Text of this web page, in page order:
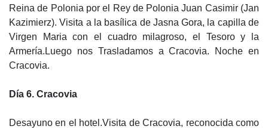
Reina de Polonia por el Rey de Polonia Juan Casimir (Jan
Kazimierz). Visita a la basílica de Jasna Gora, la capilla de
Virgen Maria con el cuadro milagroso, el Tesoro y la
Armería.Luego nos Trasladamos a Cracovia. Noche en
Cracovia.
Día 6. Cracovia
Desayuno en el hotel.Visita de Cracovia, reconocida como